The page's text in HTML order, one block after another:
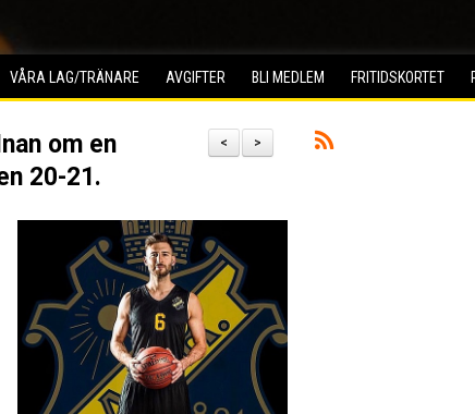
VÅRA LAG/TRÄNARE AVGIFTER BLI MEDLEM FRITIDSKORTET
>
<
om en
20-21.